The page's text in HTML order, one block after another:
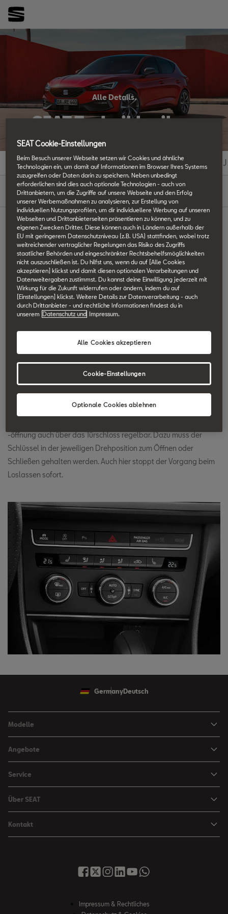
Alle Details.
SEAT Techniklexikon
A B C D E F G H J
SEAT Technik Lexikon durchsuchen.
Komfortschließung
Die Komfortschließung verriegelt (neben Türschlössern und
Tankdeckel) alle elektrischen Fenster inklusive des elektrischen
Funkfernbedienung. Dazu muss lediglich die entsprechende
Taste auf dem Zündschlüssel gedrückt gehalten werden. Mit
dem Loslassen des Schließknopfes wird der Vorgang auf der
Gleiches gilt selbstverständlich in umgekehrter Weise beim
-öffnung auch über das Türschloss regelbar. Dazu muss der
Schlüssel in der jeweiligen Drehposition zum Öffnen oder
Schließen gehalten werden. Auch hier stoppt der Vorgang beim
Loslassen sofort.
GermanyDeutsch
Modelle
Arona
Leon
Leon Sportstourer
SEAT Ateca Compact SUV (discontinued)
Angebote
Sondermodelle
SEAT FOR BUSINESS Angebote
Gebrauchtfahrzeuge
Finanzdienstleistung
Sommer Service Aktion
Service
Smartphone Kompatibilität
Senderlogos
Über SEAT
News & Events
Integrität & Compliance
SEAT Umwelt-Richtlinen
Kontakt
Online Service-Terminbuchung
Impressum & Rechtliches
SEAT Cookie-Einstellungen
Beim Besuch unserer Webseite setzen wir Cookies und ähnliche
Technologien ein, um damit auf Informationen im Browser Ihres Systems
zuzugreifen oder Daten darin zu speichern. Neben unbedingt
erforderlichen sind dies auch optionale Technologien - auch von
Drittanbietern, um die Zugriffe auf unsere Webseite und den Erfolg
unserer Werbemaßnahmen zu analysieren, zur Erstellung von
individuellen Nutzungsprofilen, um dir individuellere Werbung auf unseren
Webseiten und Drittanbieterseiten präsentieren zu können, und zu
eigenen Zwecken Dritter. Diese können auch in Ländern außerhalb der
EU mit geringerem Datenschutzniveau (z.B. USA) stattfinden, wobei trotz
weitreichender vertraglicher Regelungen das Risiko des Zugriffs
staatlicher Behörden und eingeschränkter Rechtsbehelfsmöglichkeiten
nicht auszuschließen ist. Du hilfst uns, wenn du auf [Alle Cookies
akzeptieren] klickst und damit diesen optionalen Verarbeitungen und
Datenweitergaben zustimmst. Du kannst deine Einwilligung jederzeit mit
Wirkung für die Zukunft widerrufen oder ändern, indem du auf
[Einstellungen] klickst. Weitere Details zur Datenverarbeitung - auch
durch Drittanbieter - und rechtliche Informationen findest du in
unserem Datenschutz und Impressum.
Optionale Cookies ablehnen
Alle Cookies akzeptieren
Cookie-Einstellungen